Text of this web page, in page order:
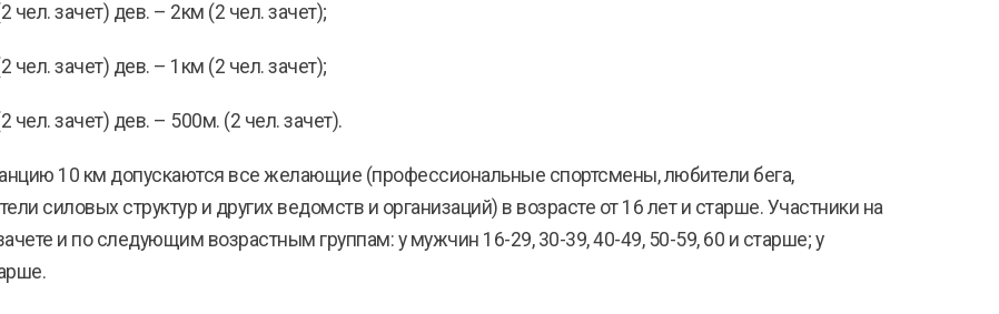
чел. зачет) дев. – 2км (2 чел. зачет);
чел. зачет) дев. – 1км (2 чел. зачет);
чел. зачет) дев. – 500м. (2 чел. зачет).
10 км допускаются все желающие (профессиональные спортсмены, любители бега,
силовых структур и других ведомств и организаций) в возрасте от 16 лет и старше. Участники на
и по следующим возрастным группам: у мужчин 16-29, 30-39, 40-49, 50-59, 60 и старше; у